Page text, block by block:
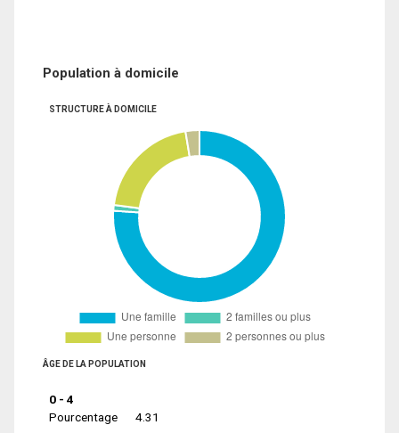
Population à domicile
STRUCTURE À DOMICILE
ÂGE DE LA POPULATION
0 - 4
Pourcentage
4.31